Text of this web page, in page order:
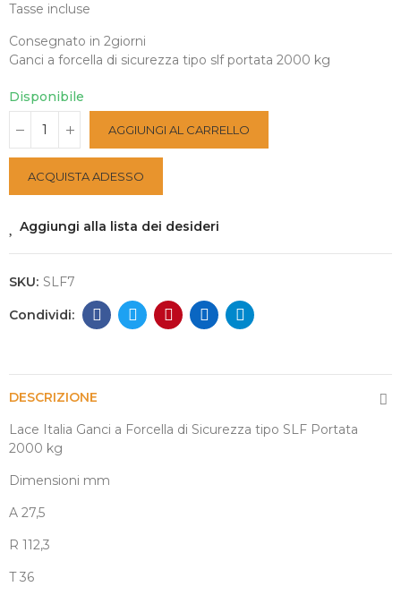
Tasse incluse
Consegnato in 2giorni
Ganci a forcella di sicurezza tipo slf portata 2000 kg
Disponibile
AGGIUNGI AL CARRELLO
ACQUISTA ADESSO
Aggiungi alla lista dei desideri
SKU: SLF7
DESCRIZIONE
Lace Italia Ganci a Forcella di Sicurezza tipo SLF Portata
2000 kg
Dimensioni mm
A 27,5
R 112,3
T 36